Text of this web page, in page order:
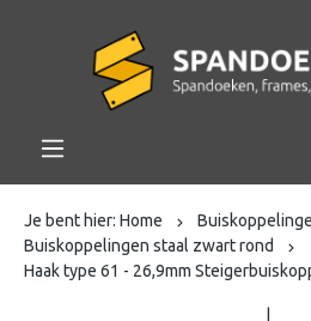
Je bent hier: Home
Buiskoppelingen staal zwart rond
Haak type 61 - 26,9mm